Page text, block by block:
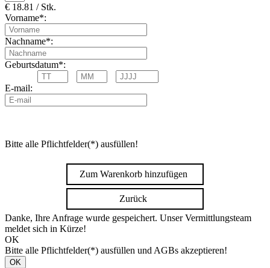
€ 18.81 / Stk.
Vorname*:
Nachname*:
Geburtsdatum*:
E-mail:
Bitte alle Pflichtfelder(*) ausfüllen!
Zum Warenkorb hinzufügen
Zurück
Danke, Ihre Anfrage wurde gespeichert. Unser Vermittlungsteam
meldet sich in Kürze!
OK
Bitte alle Pflichtfelder(*) ausfüllen und AGBs akzeptieren!
OK